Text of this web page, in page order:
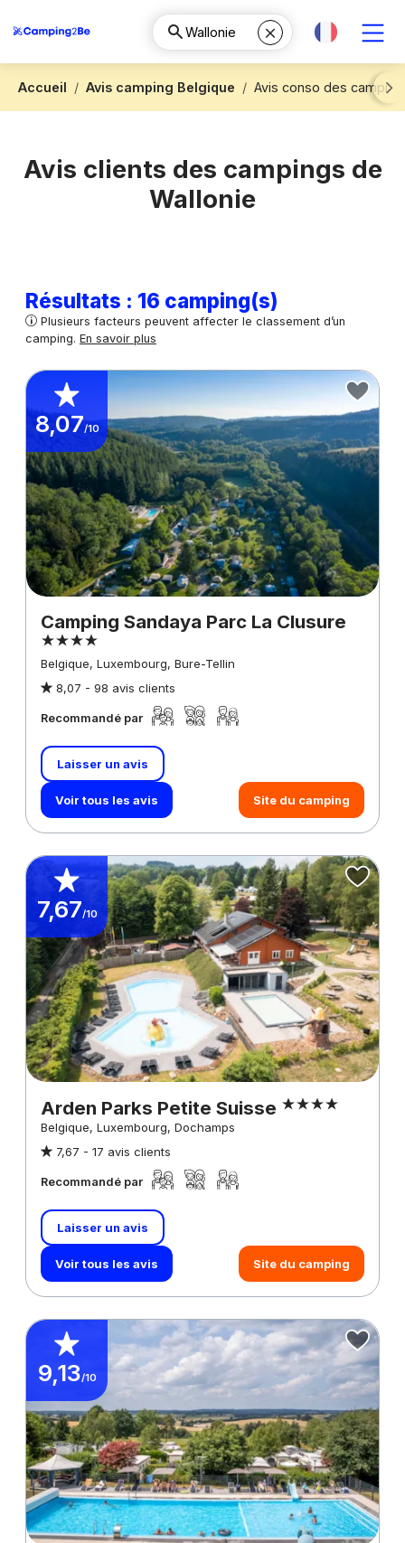
Accueil Avis camping Belgique
Avis conso des
Next
Avis clients des campings de
Wallonie
Résultats : 16 camping(s)
Plusieurs facteurs peuvent affecter le classement d’un
camping. En savoir plus
8,07/10
Camping Sandaya Parc La Clusure
Belgique, Luxembourg, Bure-Tellin
8,07 - 98 avis clients
Recommandé par
Laisser un avis
Voir tous les avis Site du camping
7,67/10
Arden Parks Petite Suisse
Belgique, Luxembourg, Dochamps
7,67 - 17 avis clients
Recommandé par
Laisser un avis
Voir tous les avis Site du camping
9,13/10